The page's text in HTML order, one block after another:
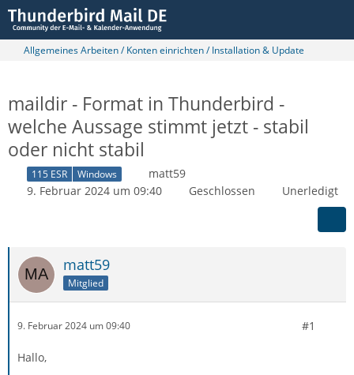
Allgemeines Arbeiten / Konten einrichten / Installation & Update
maildir - Format in Thunderbird -
welche Aussage stimmt jetzt - stabil
oder nicht stabil
115 ESR Windows
matt59
9. Februar 2024 um 09:40
Geschlossen Unerledigt
matt59
Mitglied
9. Februar 2024 um 09:40 #1
Hallo,